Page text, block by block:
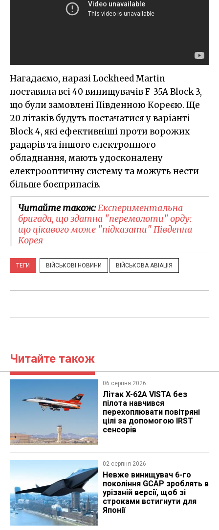
Нагадаємо, наразі Lockheed Martin
поставила всі 40 винищувачів F-35A Block 3,
що були замовлені Південною Кореєю. Ще
20 літаків будуть постачатися у варіанті
Block 4, які ефективніші проти ворожих
радарів та іншого електронного
обладнання, мають удосконалену
електрооптичну систему та можуть нести
більше боєприпасів.
Читайте також:Експериментальна
бригада, що здатна "перемолоти" орду:
що цікавого може "підказати" Південна
Корея
ТЕГИ ВІЙСЬКОВІ НОВИНИ ВІЙСЬКОВА АВІАЦІЯ
Читайте також
06 серпня 2026
Літак X-62A VISTA без
пілота навчився
перехоплювати повітряні
цілі за допомогою IRST
сенсорів
02 серпня 2026
Невже винищувач 6-го
покоління GCAP зроблять в
урізаній версії, щоб зі
строками встигнути для
Японії